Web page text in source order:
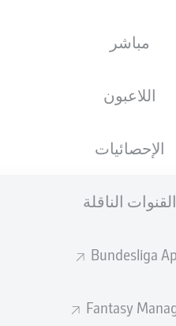
مباشر
اللاعبون
الإحصائيات
الناقلة
Bundesliga
Fantasy
زملاء الفريق
الطول